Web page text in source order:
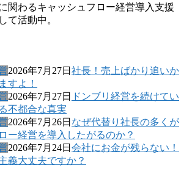
関わるキャッシュフロー経営導入支援
て活動中。
2026年7月27日 社長！売上ばかり追いか
すよ！
2026年7月27日 ドンブリ経営を続けてい
不都合な真実
2026年7月26日 なぜ代替り社長の多くが
ー経営を導入したがるのか？
2026年7月24日 会社にお金が残らない！
義大丈夫ですか？